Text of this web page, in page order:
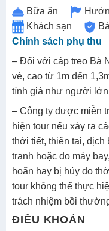
Bữa ăn
Khách sạn
Chính sách phụ thu
– Đối với cáp treo Bà
vé, cao từ 1m đến
tính giá như người
– Công ty được miễn
hiện tour nếu xảy ra
thời tiết, thiên tai, dịch
tranh hoặc do máy
hoãn hay bị hủy do
tour không thể thực
trách nhiệm bồi
ĐIỀU KHOẢN